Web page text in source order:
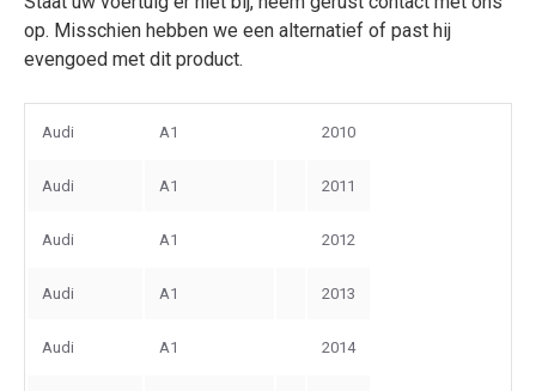
op. Misschien hebben we een alternatief of past hij
evengoed met dit product.
Audi A1 2010
Audi A1 2011
Audi A1 2012
Audi A1 2013
Audi A1 2014